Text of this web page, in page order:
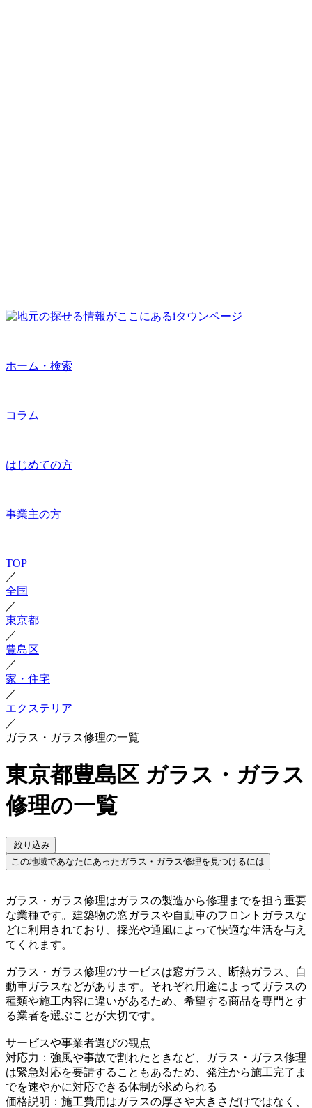
ホーム・検索
コラム
はじめての方
事業主の方
TOP
／
全国
／
東京都
／
豊島区
／
家・住宅
／
エクステリア
／
ガラス・ガラス修理の一覧
東京都豊島区 ガラス・ガラス
修理の一覧
絞り込み
この地域であなたにあったガラス・ガラス修理を見つけるには
ガラス・ガラス修理はガラスの製造から修理までを担う重要
な業種です。建築物の窓ガラスや自動車のフロントガラスな
どに利用されており、採光や通風によって快適な生活を与え
てくれます。
ガラス・ガラス修理のサービスは窓ガラス、断熱ガラス、自
動車ガラスなどがあります。それぞれ用途によってガラスの
種類や施工内容に違いがあるため、希望する商品を専門とす
る業者を選ぶことが大切です。
サービスや事業者選びの観点
対応力：強風や事故で割れたときなど、ガラス・ガラス修理
は緊急対応を要請することもあるため、発注から施工完了ま
でを速やかに対応できる体制が求められる
価格説明：施工費用はガラスの厚さや大きさだけではなく、